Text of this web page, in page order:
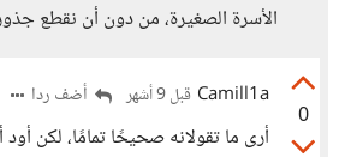
الأسرة الصغيرة، من دون أن نقطع
0
Camill1a قبل 9 أشهر أضف ردا
أرى ما تقولانه صحيحًا تمامًا، لكن